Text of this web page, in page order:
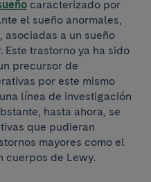
caracterizado por
el sueño anormales,
asociadas a un sueño
Este trastorno ya ha sido
precursor de
por este mismo
línea de investigación
hasta ahora, se
que pudieran
mayores como el
cuerpos de Lewy.